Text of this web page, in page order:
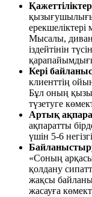
қызығушылығы
Мысалы,
іздейтінін
Кері
клиенттің
Бұл оның
түзетуге
Артық
ақпаратты
үшін 5-6
«Соның
қолдану
жақсы
жасауға